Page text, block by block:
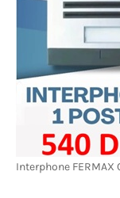
Interphone